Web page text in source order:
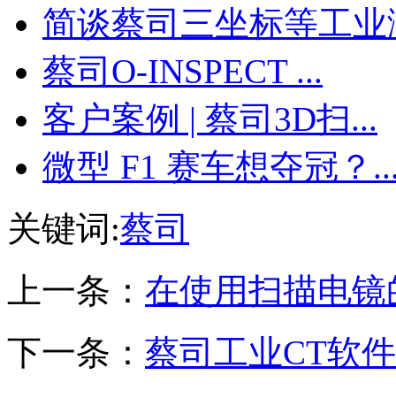
简谈蔡司三坐标等工业
蔡司O-INSPECT ...
客户案例 | 蔡司3D扫...
微型 F1 赛车想夺冠？
关键词:蔡司
上一条： 在使用扫描电
下一条： 蔡司工业CT软